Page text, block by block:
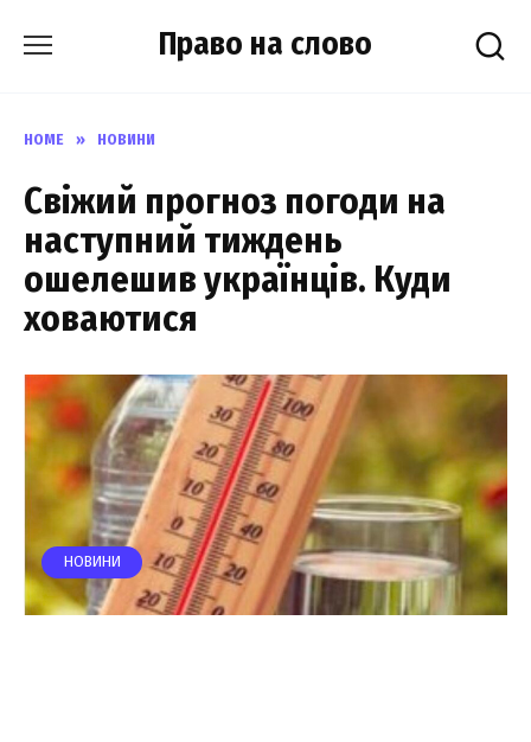
Право на слово
HOME » НОВИНИ
Свiжий пpогноз погоди на
наcтупний тиждень
ошeлешив укpаїнців. Куди
xoваютися
НОВИНИ